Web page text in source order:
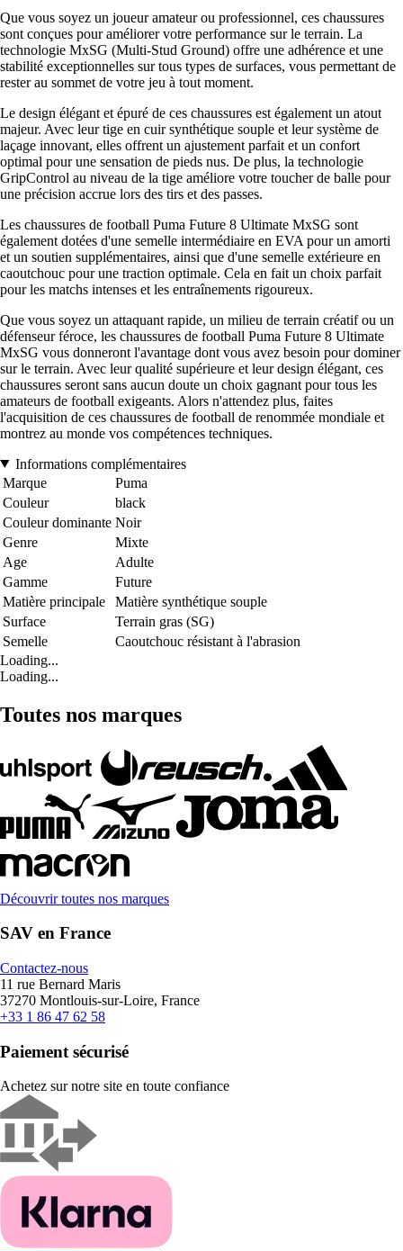
Que vous soyez un joueur amateur ou professionnel, ces chaussures
sont conçues pour améliorer votre performance sur le terrain. La
technologie MxSG (Multi-Stud Ground) offre une adhérence et une
stabilité exceptionnelles sur tous types de surfaces, vous permettant de
rester au sommet de votre jeu à tout moment.
Le design élégant et épuré de ces chaussures est également un atout
majeur. Avec leur tige en cuir synthétique souple et leur système de
laçage innovant, elles offrent un ajustement parfait et un confort
optimal pour une sensation de pieds nus. De plus, la technologie
GripControl au niveau de la tige améliore votre toucher de balle pour
une précision accrue lors des tirs et des passes.
Les chaussures de football Puma Future 8 Ultimate MxSG sont
également dotées d'une semelle intermédiaire en EVA pour un amorti
et un soutien supplémentaires, ainsi que d'une semelle extérieure en
caoutchouc pour une traction optimale. Cela en fait un choix parfait
pour les matchs intenses et les entraînements rigoureux.
Que vous soyez un attaquant rapide, un milieu de terrain créatif ou un
défenseur féroce, les chaussures de football Puma Future 8 Ultimate
MxSG vous donneront l'avantage dont vous avez besoin pour dominer
sur le terrain. Avec leur qualité supérieure et leur design élégant, ces
chaussures seront sans aucun doute un choix gagnant pour tous les
amateurs de football exigeants. Alors n'attendez plus, faites
l'acquisition de ces chaussures de football de renommée mondiale et
montrez au monde vos compétences techniques.
Informations complémentaires
Marque
Puma
Couleur
black
Couleur dominante Noir
Genre
Mixte
Age
Adulte
Gamme
Future
Matière principale
Matière synthétique souple
Surface
Terrain gras (SG)
Semelle
Caoutchouc résistant à l'abrasion
Loading...
Loading...
Toutes nos marques
Découvrir toutes nos marques
SAV en France
Contactez-nous
11 rue Bernard Maris
37270 Montlouis-sur-Loire, France
+33 1 86 47 62 58
Paiement sécurisé
Achetez sur notre site en toute confiance